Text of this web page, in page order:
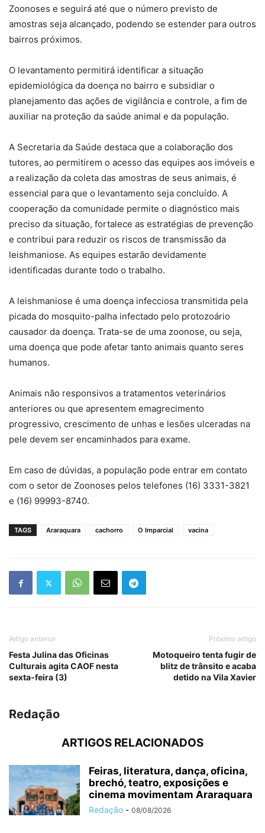
Zoonoses e seguirá até que o número previsto de
amostras seja alcançado, podendo se estender para outros
bairros próximos.
O levantamento permitirá identificar a situação
epidemiológica da doença no bairro e subsidiar o
planejamento das ações de vigilância e controle, a fim de
auxiliar na proteção da saúde animal e da população.
A Secretaria da Saúde destaca que a colaboração dos
tutores, ao permitirem o acesso das equipes aos imóveis e
a realização da coleta das amostras de seus animais, é
essencial para que o levantamento seja concluído. A
cooperação da comunidade permite o diagnóstico mais
preciso da situação, fortalece as estratégias de prevenção
e contribui para reduzir os riscos de transmissão da
leishmaniose. As equipes estarão devidamente
identificadas durante todo o trabalho.
A leishmaniose é uma doença infecciosa transmitida pela
picada do mosquito-palha infectado pelo protozoário
causador da doença. Trata-se de uma zoonose, ou seja,
uma doença que pode afetar tanto animais quanto seres
humanos.
Animais não responsivos a tratamentos veterinários
anteriores ou que apresentem emagrecimento
progressivo, crescimento de unhas e lesões ulceradas na
pele devem ser encaminhados para exame.
Em caso de dúvidas, a população pode entrar em contato
com o setor de Zoonoses pelos telefones (16) 3331-3821
e (16) 99993-8740.
TAGS Araraquara cachorro O Imparcial vacina
Artigo anterior
Festa Julina das Oficinas
Culturais agita CAOF nesta
sexta-feira (3)
Próximo artigo
Motoqueiro tenta fugir de
blitz de trânsito e acaba
detido na Vila Xavier
Redação
ARTIGOS RELACIONADOS
Feiras, literatura, dança, oficina,
brechó, teatro, exposições e
cinema movimentam Araraquara
Redação - 08/08/2026